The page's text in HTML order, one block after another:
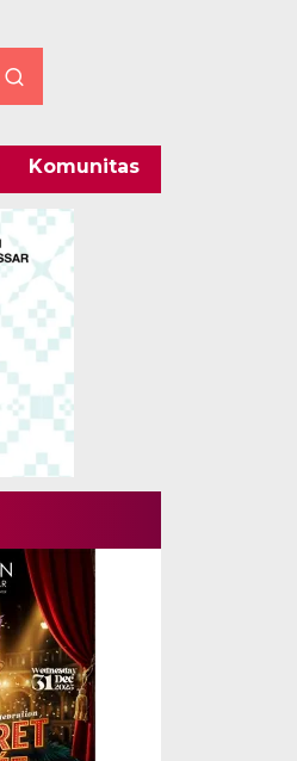
Komunitas